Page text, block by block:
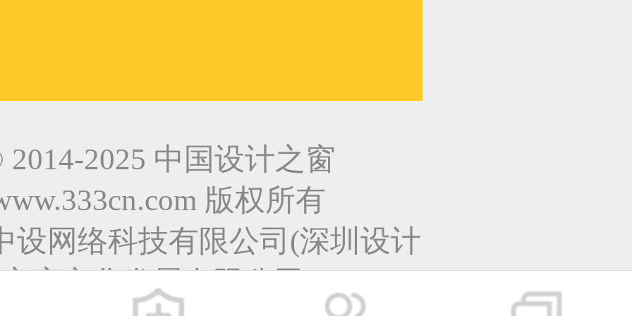
2025 中国设计之窗
版权所有
设网络科技有限公司(深圳设计
之窗文化发展有限公司)